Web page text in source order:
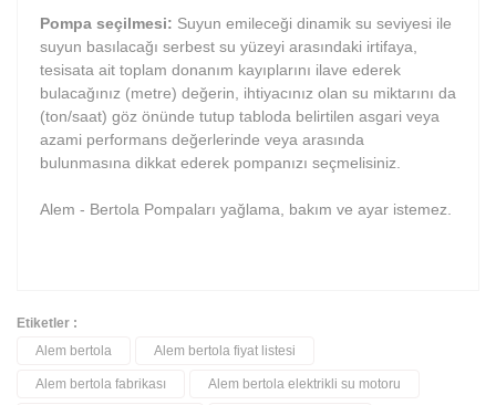
Pompa seçilmesi: Suyun emileceği dinamik su seviyesi ile
suyun basılacağı serbest su yüzeyi arasındaki irtifaya,
tesisata ait toplam donanım kayıplarını ilave ederek
bulacağınız (metre) değerin, ihtiyacınız olan su miktarını da
(ton/saat) göz önünde tutup tabloda belirtilen asgari veya
azami performans değerlerinde veya arasında
bulunmasına dikkat ederek pompanızı seçmelisiniz.
Alem - Bertola Pompaları yağlama, bakım ve ayar istemez.
Bu ürüne ilk yorumu siz yapın!
Etiketler :
Alem bertola
Alem bertola fiyat listesi
Alem bertola fabrikası Alem bertola elektrikli su motoru